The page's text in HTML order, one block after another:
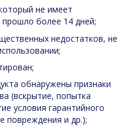
не имеет
более 14 дней;
недостатков, не
обнаружены признаки
(вскрытие, попытка
условия гарантийного
повреждения и др.);